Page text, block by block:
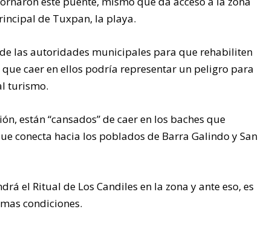
de Tuxpan, la playa.
las autoridades municipales para que rehabiliten
caer en ellos podría representar un peligro para
turismo.
están “cansados” de caer en los baches que
conecta hacia los poblados de Barra Galindo y San
el Ritual de Los Candiles en la zona y ante eso, es
condiciones.